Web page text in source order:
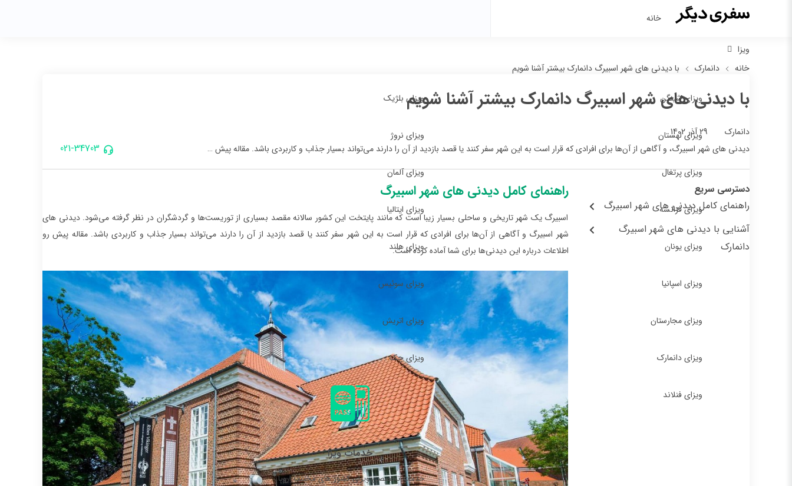
خانه
ویزا
ویزای شینگن ویزای بلژیک
ویزای لهستان ویزای نروژ
ویزای پرتغال ویزای آلمان
ویزای فرانسه ویزای ایتالیا
ویزای یونان ویزای هلند
ویزای اسپانیا ویزای سوئیس
ویزای مجارستان ویزای اتریش
ویزای دانمارک ویزای چک
ویزای فنلاند
خدمات ویزا
خدمات تخصصی ویزای کشور های مختلف اروپا.
خانه دانمارک با دیدنی های شهر اسبیرگ دانمارک بیشتر آشنا شویم
با دیدنی های شهر اسبیرگ دانمارک بیشتر آشنا شویم
دانمارک 29 آذر 1402
021-34703 دیدنی های شهر اسبیرگ، و آگاهی از آن‌ها برای افرادی که قرار است به این شهر سفر کنند یا قصد بازدید از آن را دارند می‌تواند بسیار جذاب و کاربردی باشد. مقاله پیش …
دسترسی سریع
راهنمای کامل دیدنی های شهر اسبیرگ
آشنایی با دیدنی‌ های شهر اسبیرگ
دانمارک
راهنمای کامل دیدنی های شهر اسبیرگ
اسبیرگ یک شهر تاریخی و ساحلی بسیار زیبا است که مانند پایتخت این کشور سالانه مقصد بسیاری از توریست‌ها و گردشگران در نظر گرفته می‌شود. دیدنی های
شهر اسبیرگ و آگاهی از آن‌ها برای افرادی که قرار است به این شهر سفر کنند یا قصد بازدید از آن را دارند می‌تواند بسیار جذاب و کاربردی باشد. مقاله پیش رو
اطلاعات درباره این دیدنی‌ها برای شما آماده کرده است.